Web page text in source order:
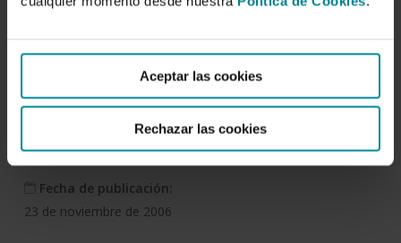
Aceptar las cookies
Rechazar las cookies
Análisis de la campaña
hortofrutícola de Almería.
Campaña 2005/2006
Instituto de Estudios de la Fundación Cajamar
Fecha de publicación:
23 de noviembre de 2006